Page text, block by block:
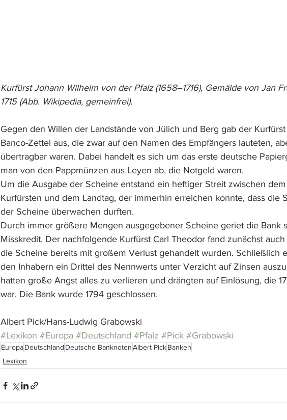
Kurfürst Johann Wilhelm von der Pfalz (1658–1716), Gemälde von Jan
1715 (Abb. Wikipedia, gemeinfrei).
Gegen den Willen der Landstände von Jülich und Berg gab der
Banco-Zettel aus, die zwar auf den Namen des Empfängers lauteten,
übertragbar waren. Dabei handelt es sich um das erste deutsche
man von den Pappmünzen aus Leyen ab, die Notgeld waren.
Um die Ausgabe der Scheine entstand ein heftiger Streit zwischen
Kurfürsten und dem Landtag, der immerhin erreichen konnte, dass die
der Scheine überwachen durften.
Durch immer größere Mengen ausgegebener Scheine geriet die Bank
Misskredit. Der nachfolgende Kurfürst Carl Theodor fand zunächst
die Scheine bereits mit großem Verlust gehandelt wurden. Schließlich
den Inhabern ein Drittel des Nennwerts unter Verzicht auf Zinsen
hatten große Angst alles zu verlieren und drängten auf Einlösung, die
war. Die Bank wurde 1794 geschlossen.
Albert Pick/Hans-Ludwig Grabowski
#Lexikon #Europa #Deutschland #Pfalz #Pick #Grabowski
EuropaDeutschland Deutsche BanknotenAlbert PickBanken
Lexikon